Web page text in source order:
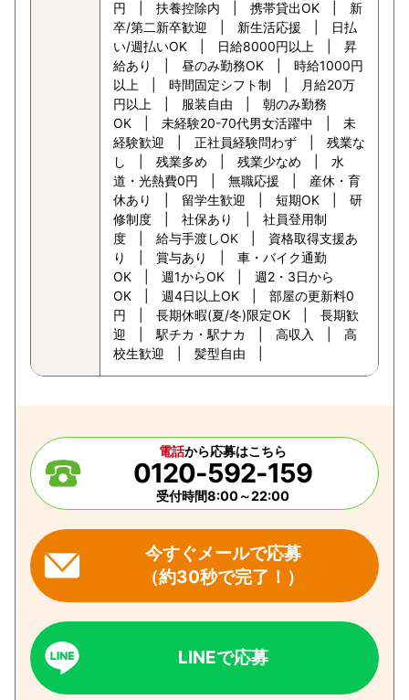
円 | 扶養控除内 | 携帯貸出OK | 新
卒/第二新卒歓迎 | 新生活応援 | 日払
い/週払いOK | 日給8000円以上 | 昇
給あり | 昼のみ勤務OK | 時給1000円
以上 | 時間固定シフト制 | 月給20万
円以上 | 服装自由 | 朝のみ勤務
OK | 未経験20-70代男女活躍中 | 未
経験歓迎 | 正社員経験問わず | 残業な
し | 残業多め | 残業少なめ | 水
道・光熱費0円 | 無職応援 | 産休・育
休あり | 留学生歓迎 | 短期OK | 研
修制度 | 社保あり | 社員登用制
度 | 給与手渡しOK | 資格取得支援あ
り | 賞与あり | 車・バイク通勤
OK | 週1からOK | 週2・3日から
OK | 週4日以上OK | 部屋の更新料0
円 | 長期休暇(夏/冬)限定OK | 長期歓
迎 | 駅チカ・駅ナカ | 高収入 | 高
校生歓迎 | 髪型自由 |
電話から応募はこちら
0120-592-159
受付時間8:00～22:00
今すぐメールで応募
（約30秒で完了！）
LINEで応募